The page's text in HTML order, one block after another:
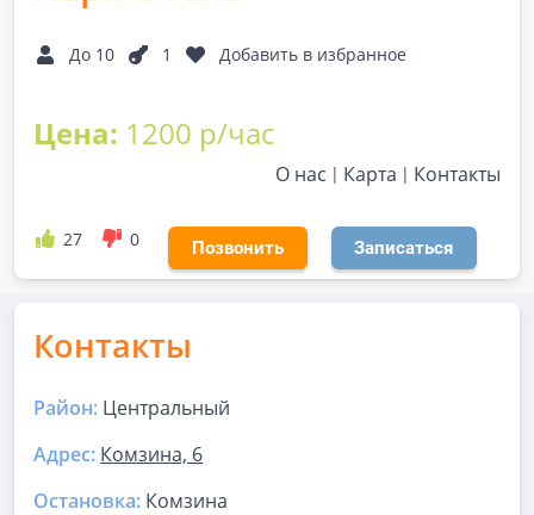
До 10 1 Добавить в избранное
Цена: 1200 р/час
О нас Карта Контакты
27 0 Позвонить Записаться
Контакты
Район: Центральный
Адрес: Комзина, 6
Остановка: Комзина